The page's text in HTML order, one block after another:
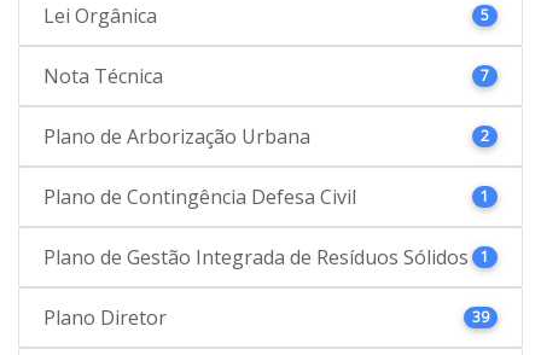
Lei Orgânica 5
Nota Técnica 7
Plano de Arborização Urbana 2
Plano de Contingência Defesa Civil 1
Plano de Gestão Integrada de Resíduos Sólidos 1
Plano Diretor 39